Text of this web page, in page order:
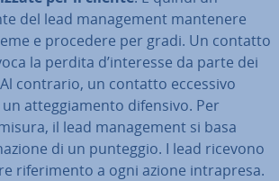
del lead ma­na­ge­ment mantenere
e procedere per gradi. Un contatto
la perdita d’interesse da parte dei
contrario, un contatto eccessivo
at­teg­gia­men­to difensivo. Per
il lead ma­na­ge­ment si basa
di un punteggio. I lead ricevono
ri­fe­ri­men­to a ogni azione in­tra­pre­sa.